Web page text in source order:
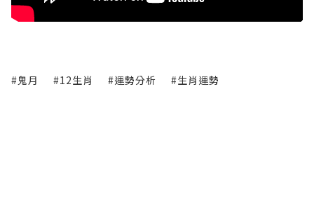
#鬼月 #12生肖 #運勢分析 #生肖運勢